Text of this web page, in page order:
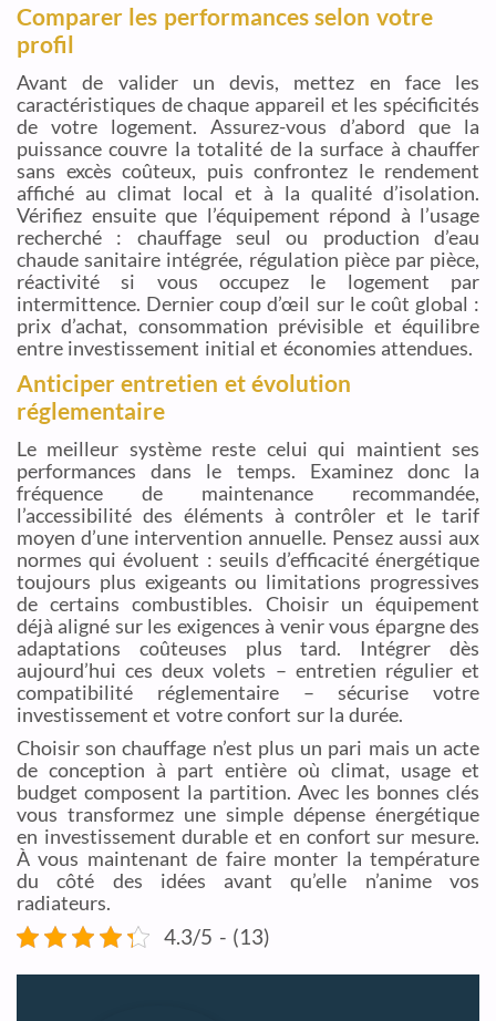
Comparer les performances selon votre
profil
Avant de valider un devis, mettez en face les
caractéristiques de chaque appareil et les spécificités
de votre logement. Assurez-vous d’abord que la
puissance couvre la totalité de la surface à chauffer
sans excès coûteux, puis confrontez le rendement
affiché au climat local et à la qualité d’isolation.
Vérifiez ensuite que l’équipement répond à l’usage
recherché : chauffage seul ou production d’eau
chaude sanitaire intégrée, régulation pièce par pièce,
réactivité si vous occupez le logement par
intermittence. Dernier coup d’œil sur le coût global :
prix d’achat, consommation prévisible et équilibre
entre investissement initial et économies attendues.
Anticiper entretien et évolution
réglementaire
Le meilleur système reste celui qui maintient ses
performances dans le temps. Examinez donc la
fréquence de maintenance recommandée,
l’accessibilité des éléments à contrôler et le tarif
moyen d’une intervention annuelle. Pensez aussi aux
normes qui évoluent : seuils d’efficacité énergétique
toujours plus exigeants ou limitations progressives
de certains combustibles. Choisir un équipement
déjà aligné sur les exigences à venir vous épargne des
adaptations coûteuses plus tard. Intégrer dès
aujourd’hui ces deux volets – entretien régulier et
compatibilité réglementaire – sécurise votre
investissement et votre confort sur la durée.
Choisir son chauffage n’est plus un pari mais un acte
de conception à part entière où climat, usage et
budget composent la partition. Avec les bonnes clés
vous transformez une simple dépense énergétique
en investissement durable et en confort sur mesure.
À vous maintenant de faire monter la température
du côté des idées avant qu’elle n’anime vos
radiateurs.
4.3/5 - (13)